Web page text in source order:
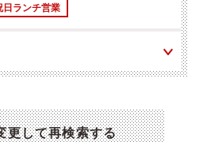
日ランチ営業
更して再検索する